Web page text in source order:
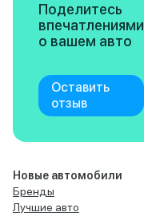
Поделитесь
впечатлениями
о вашем авто
Оставить
отзыв
Новые автомобили
Бренды
Лучшие авто